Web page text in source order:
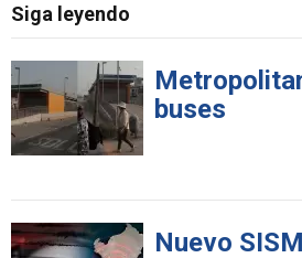
Siga leyendo
buses
Nuevo